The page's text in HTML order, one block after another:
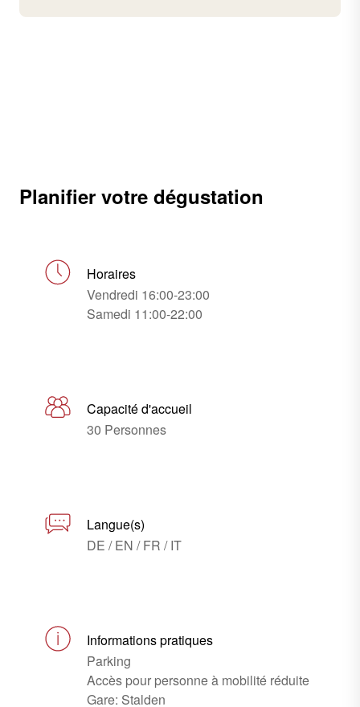
Planifier votre dégustation
Horaires
Vendredi 16:00-23:00
Samedi 11:00-22:00
Capacité d'accueil
30 Personnes
Langue(s)
DE / EN / FR / IT
Informations pratiques
Parking
Accès pour personne à mobilité réduite
Gare: Stalden